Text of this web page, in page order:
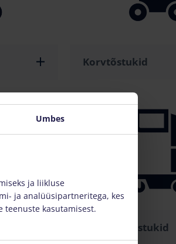
Korvtõstukid
Akumasttõstukid
Umbes
ja liikluse
ja analüüsipartneritega, kes
teenuste kasutamisest.